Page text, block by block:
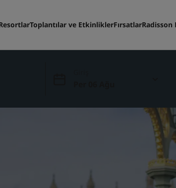
Toplantılar ve EtkinliklerFırsatlarRadisson